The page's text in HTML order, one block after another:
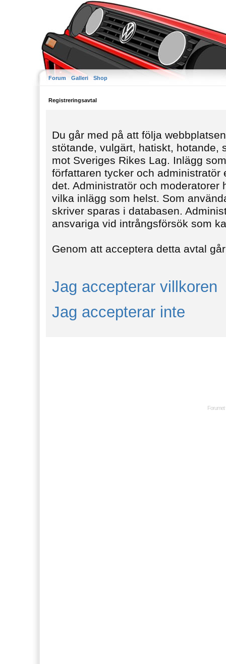
Forum Galleri Shop
Registreringsavtal
Du går med på att följa
stötande, vulgärt, hatiskt, hotande,
mot Sveriges Rikes Lag. Inlägg
författaren tycker och
det. Administratör och moderatorer
vilka inlägg som helst. Som
skriver sparas i databasen.
ansvariga vid intrångsförsök som
Genom att acceptera detta avtal
Jag accepterar villkoren
Jag accepterar inte
Forumet